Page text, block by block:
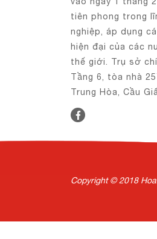
tiên phong trong
nghiệp, áp dụng
hiện đại của các
thế giới. Trụ sở
Tầng 6, tòa nhà
Trung Hòa, Cầu
Copyright © 2018